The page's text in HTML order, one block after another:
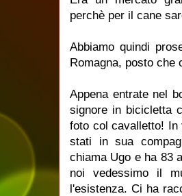
perchè per il cane
Abbiamo quindi
Romagna, posto che
Appena entrate nel
signore in bicicletta
foto col cavalletto! In
stati in sua
chiama Ugo e ha 83
noi vedessimo il
l'esistenza. Ci ha